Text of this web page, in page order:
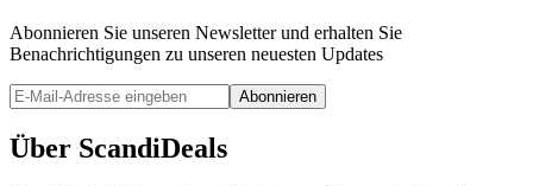
Abonnieren Sie unseren Newsletter und erhalten Sie
Benachrichtigungen zu unseren neuesten Updates
Abonnieren
Über ScandiDeals